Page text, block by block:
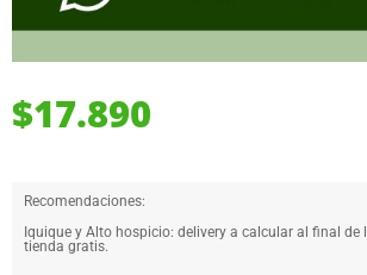
$17.890
Recomendaciones:
Iquique y Alto hospicio: delivery a calcular al final de
tienda gratis.